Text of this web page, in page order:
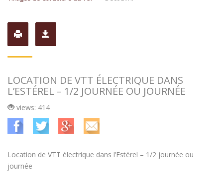
LOCATION DE VTT ÉLECTRIQUE DANS
L’ESTÉREL – 1/2 JOURNÉE OU JOURNÉE
views: 414
Location de VTT électrique dans l’Estérel – 1/2 journée ou
journée